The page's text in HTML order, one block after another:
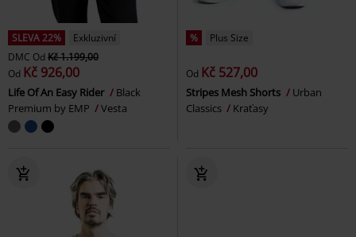
SLEVA 22%
Exkluzivní
DMC Od Kč 1.199,00
Od Kč 926,00
Life Of An Easy Rider
Black
Premium by EMP
Vesta
% Plus Size
Od Kč 527,00
Stripes Mesh Shorts
Urban
Classics
Kraťasy